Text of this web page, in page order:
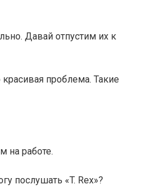
Давай отпустим их к
красивая проблема. Такие
на работе.
послушать «T. Rex»?